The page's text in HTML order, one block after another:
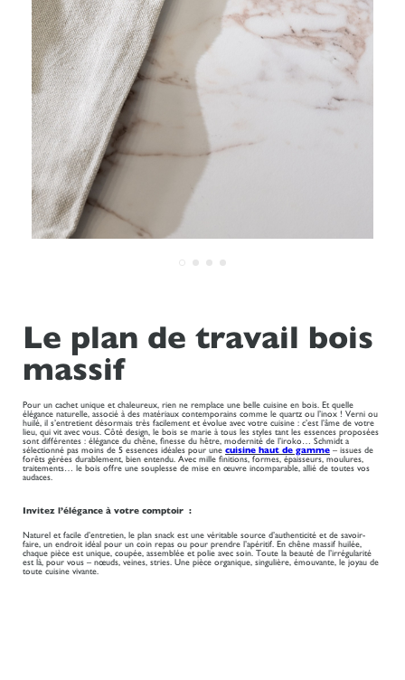
Le plan de travail bois
massif
Pour un cachet unique et chaleureux, rien ne remplace une belle cuisine en bois. Et quelle
élégance naturelle, associé à des matériaux contemporains comme le quartz ou l’inox ! Verni ou
huilé, il s’entretient désormais très facilement et évolue avec votre cuisine : c’est l’âme de votre
lieu, qui vit avec vous. Côté design, le bois se marie à tous les styles tant les essences proposées
sont différentes : élégance du chêne, finesse du hêtre, modernité de l’iroko… Schmidt a
sélectionné pas moins de 5 essences idéales pour une cuisine haut de gamme – issues de
forêts gérées durablement, bien entendu. Avec mille finitions, formes, épaisseurs, moulures,
traitements… le bois offre une souplesse de mise en œuvre incomparable, allié de toutes vos
audaces.
Invitez l’élégance à votre comptoir :
Naturel et facile d’entretien, le plan snack est une véritable source d’authenticité et de savoir-
faire, un endroit idéal pour un coin repas ou pour prendre l’apéritif. En chêne massif huilée,
chaque pièce est unique, coupée, assemblée et polie avec soin. Toute la beauté de l’irrégularité
est là, pour vous – nœuds, veines, stries. Une pièce organique, singulière, émouvante, le joyau de
toute cuisine vivante.